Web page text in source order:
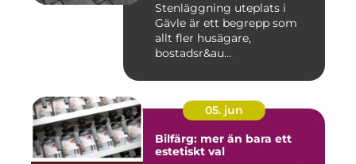
Stenläggning uteplats i
Gävle är ett begrepp som
allt fler husägare,
bostadsr&au...
05. jun
Bilfärg: mer än bara ett
estetiskt val